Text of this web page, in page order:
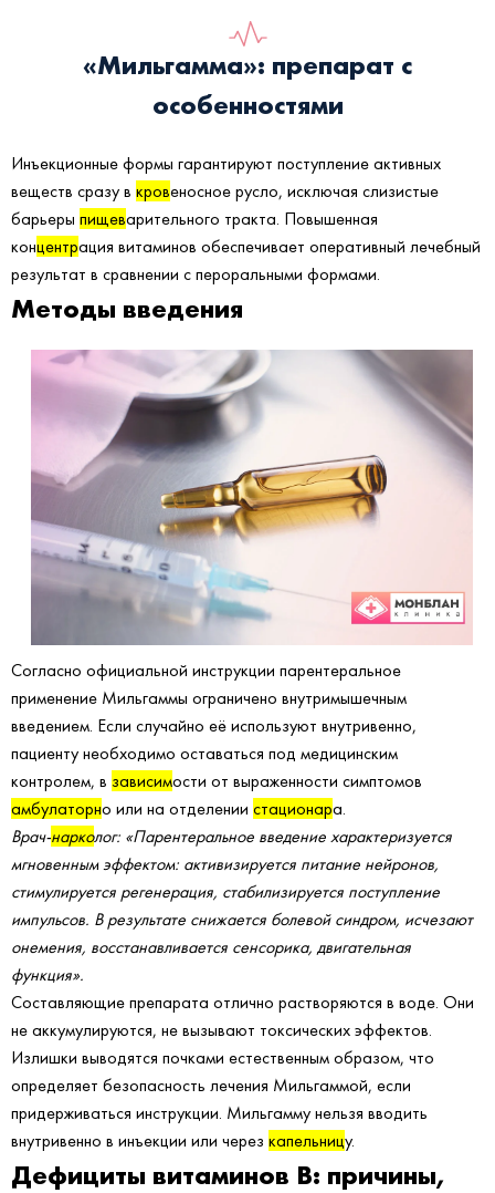
«Мильгамма»: препарат с
особенностями
Инъекционные формы гарантируют поступление активных
веществ сразу в кровеносное русло, исключая слизистые
барьеры пищеварительного тракта. Повышенная
концентрация витаминов обеспечивает оперативный лечебный
результат в сравнении с пероральными формами.
Методы введения
Согласно официальной инструкции парентеральное
применение Мильгаммы ограничено внутримышечным
введением. Если случайно её используют внутривенно,
пациенту необходимо оставаться под медицинским
контролем, в зависимости от выраженности симптомов
амбулаторно или на отделении стационара.
Врач-нарколог: «Парентеральное введение характеризуется
мгновенным эффектом: активизируется питание нейронов,
стимулируется регенерация, стабилизируется поступление
импульсов. В результате снижается болевой синдром, исчезают
онемения, восстанавливается сенсорика, двигательная
функция».
Составляющие препарата отлично растворяются в воде. Они
не аккумулируются, не вызывают токсических эффектов.
Излишки выводятся почками естественным образом, что
определяет безопасность лечения Мильгаммой, если
придерживаться инструкции. Мильгамму нельзя вводить
внутривенно в инъекции или через капельницу.
Дефициты витаминов В: причины,